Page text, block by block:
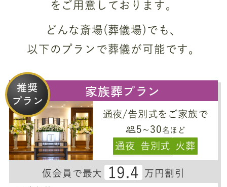
をご用意しております。
どんな斎場(葬儀場)でも、
以下のプランで葬儀が可能です。
推奨
プラン
家族葬プラン
通夜/告別式をご家族で
5~30 名ほど
通夜 告別式 火葬
仮会員で最大 19.4 万円割引